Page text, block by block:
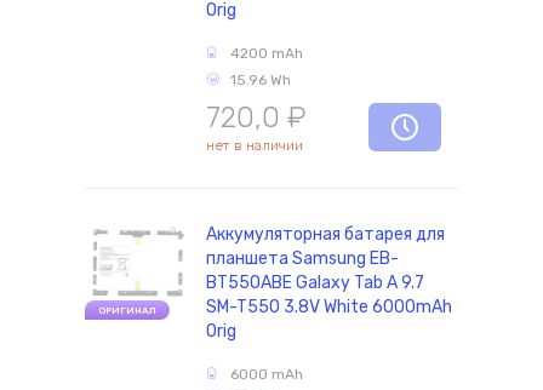
Orig
4200 mAh
15.96 Wh
720,0 ₽
нет в наличии
ОРИГИНАЛ
Аккумуляторная батарея для
планшета Samsung EB-
BT550ABE Galaxy Tab A 9.7
SM-T550 3.8V White 6000mAh
Orig
6000 mAh